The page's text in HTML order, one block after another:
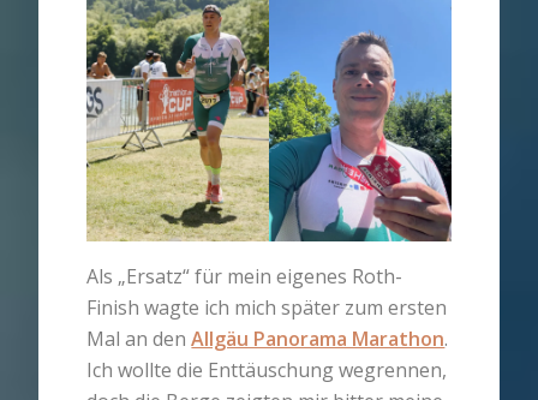
Als „Ersatz“ für mein eigenes Roth-
Finish wagte ich mich später zum ersten
Mal an denAllgäu Panorama Marathon.
Ich wollte die Enttäuschung wegrennen,